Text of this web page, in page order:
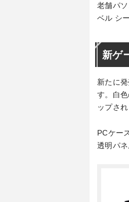
老舗パ
ベル シ
新ゲ
新たに
す。白
ップされ
PCケー
透明パ